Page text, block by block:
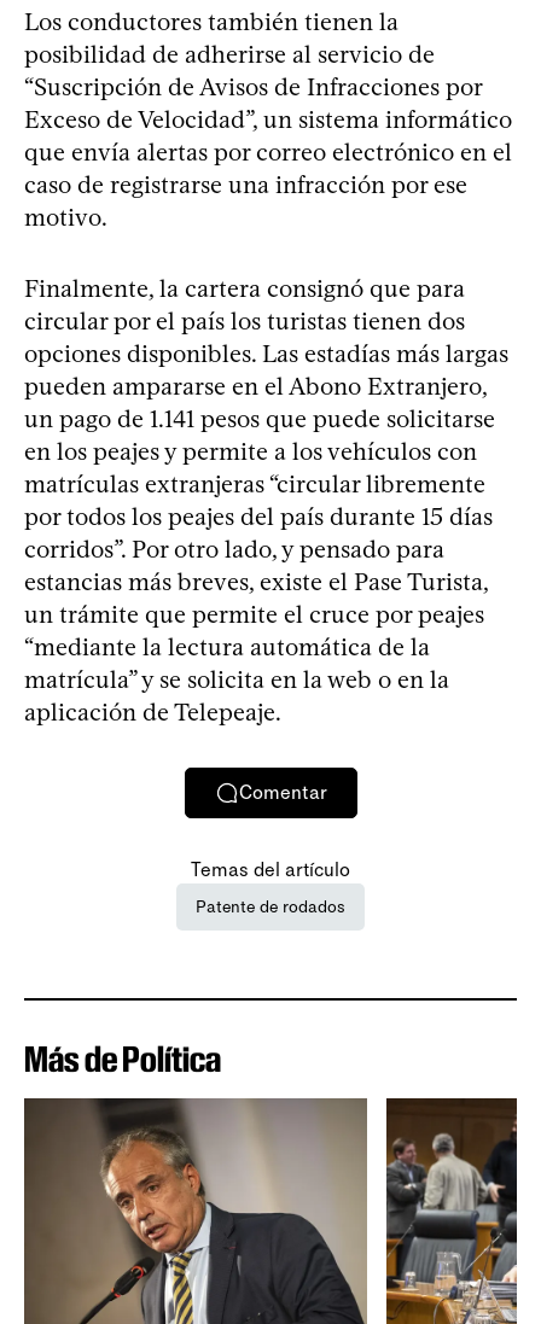
Los conductores también tienen la
posibilidad de adherirse al servicio de
“Suscripción de Avisos de Infracciones por
Exceso de Velocidad”, un sistema informático
que envía alertas por correo electrónico en el
caso de registrarse una infracción por ese
motivo.
Finalmente, la cartera consignó que para
circular por el país los turistas tienen dos
opciones disponibles. Las estadías más largas
pueden ampararse en el Abono Extranjero,
un pago de 1.141 pesos que puede solicitarse
en los peajes y permite a los vehículos con
matrículas extranjeras “circular libremente
por todos los peajes del país durante 15 días
corridos”. Por otro lado, y pensado para
estancias más breves, existe el Pase Turista,
un trámite que permite el cruce por peajes
“mediante la lectura automática de la
matrícula” y se solicita en la web o en la
aplicación de Telepeaje.
Comentar
Temas del artículo
Patente de rodados
Más de Política